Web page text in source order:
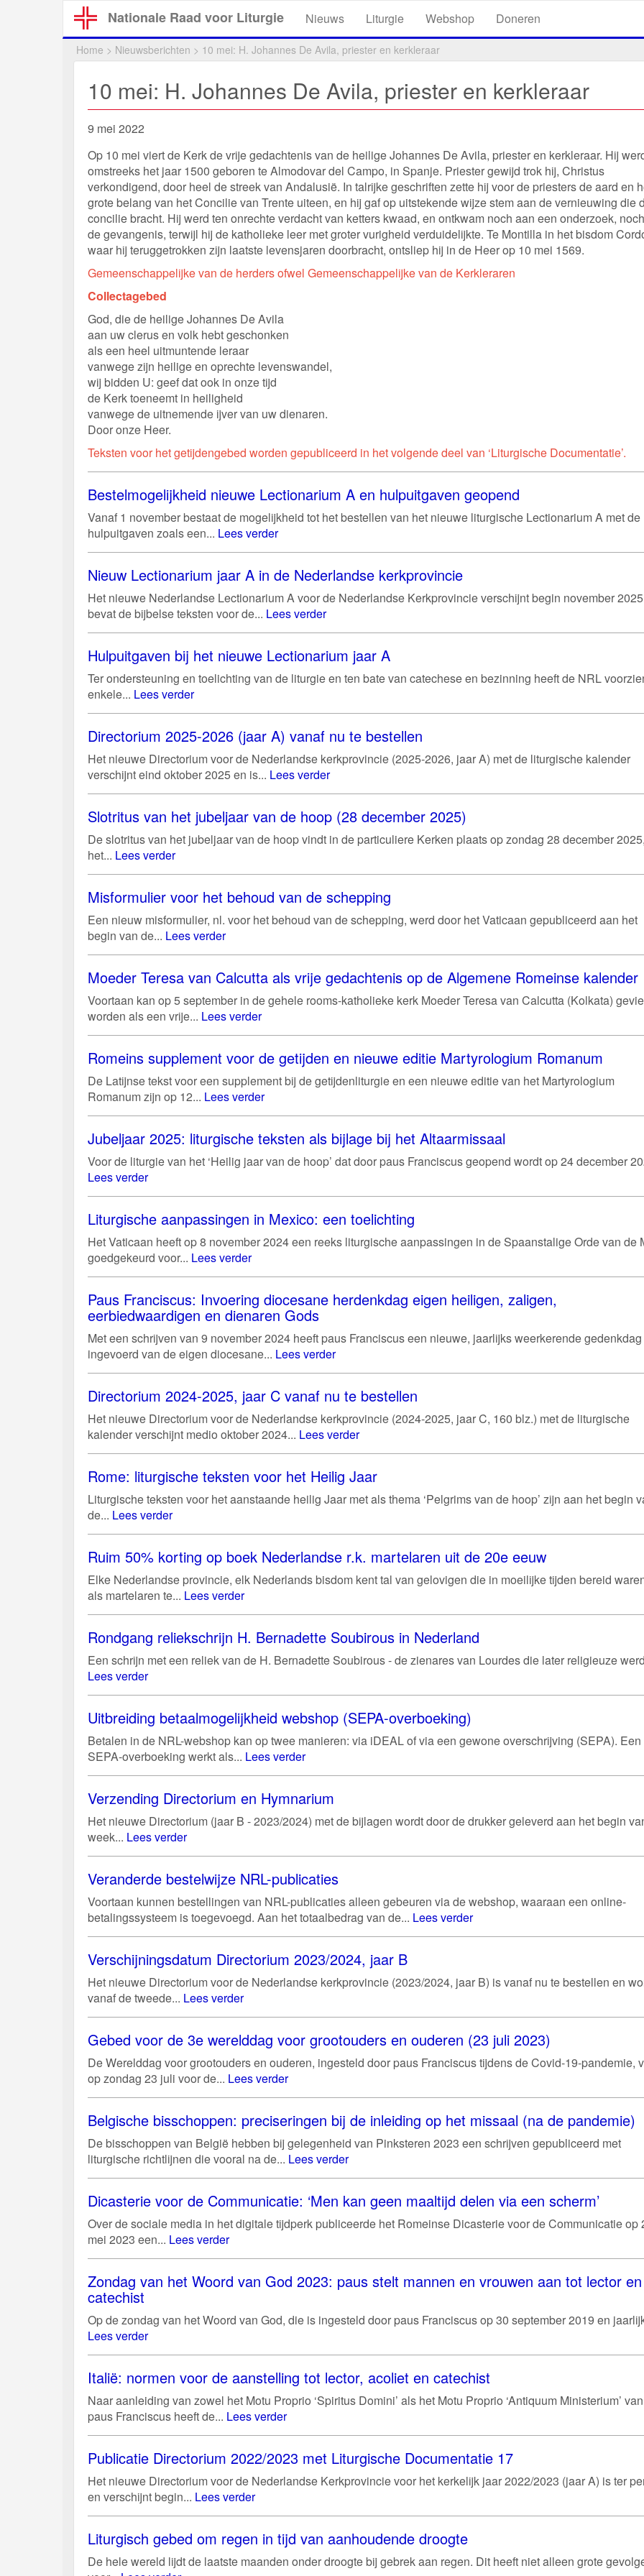
Nationale Raad voor Liturgie Nieuws Liturgie Webshop Doneren
Home > Nieuwsberichten > 10 mei: H. Johannes De Avila, priester en kerkleraar
10 mei: H. Johannes De Avila, priester en kerkleraar
9 mei 2022
Op 10 mei viert de Kerk de vrije gedachtenis van de heilige Johannes De Avila, priester en kerkleraar. Hij
omstreeks het jaar 1500 geboren te Almodovar del Campo, in Spanje. Priester gewijd trok hij, Christus
verkondigend, door heel de streek van Andalusië. In talrijke geschriften zette hij voor de priesters de aard en
grote belang van het Concilie van Trente uiteen, en hij gaf op uitstekende wijze stem aan de vernieuwing die
concilie bracht. Hij werd ten onrechte verdacht van ketters kwaad, en ontkwam noch aan een onderzoek,
de gevangenis, terwijl hij de katholieke leer met groter vurigheid verduidelijkte. Te Montilla in het bisdom
waar hij teruggetrokken zijn laatste levensjaren doorbracht, ontsliep hij in de Heer op 10 mei 1569.
Gemeenschappelijke van de herders ofwel Gemeenschappelijke van de Kerkleraren
Collectagebed
God, die de heilige Johannes De Avila
aan uw clerus en volk hebt geschonken
als een heel uitmuntende leraar
vanwege zijn heilige en oprechte levenswandel,
wij bidden U: geef dat ook in onze tijd
de Kerk toeneemt in heiligheid
vanwege de uitnemende ijver van uw dienaren.
Door onze Heer.
Teksten voor het getijdengebed worden gepubliceerd in het volgende deel van ‘Liturgische Documentatie’.
Bestelmogelijkheid nieuwe Lectionarium A en hulpuitgaven geopend
Vanaf 1 november bestaat de mogelijkheid tot het bestellen van het nieuwe liturgische Lectionarium A met de
hulpuitgaven zoals een... Lees verder
Nieuw Lectionarium jaar A in de Nederlandse kerkprovincie
Het nieuwe Nederlandse Lectionarium A voor de Nederlandse Kerkprovincie verschijnt begin november
bevat de bijbelse teksten voor de... Lees verder
Hulpuitgaven bij het nieuwe Lectionarium jaar A
Ter ondersteuning en toelichting van de liturgie en ten bate van catechese en bezinning heeft de NRL
enkele... Lees verder
Directorium 2025-2026 (jaar A) vanaf nu te bestellen
Het nieuwe Directorium voor de Nederlandse kerkprovincie (2025-2026, jaar A) met de liturgische kalender
verschijnt eind oktober 2025 en is... Lees verder
Slotritus van het jubeljaar van de hoop (28 december 2025)
De slotritus van het jubeljaar van de hoop vindt in de particuliere Kerken plaats op zondag 28 december 2025,
het... Lees verder
Misformulier voor het behoud van de schepping
Een nieuw misformulier, nl. voor het behoud van de schepping, werd door het Vaticaan gepubliceerd aan het
begin van de... Lees verder
Moeder Teresa van Calcutta als vrije gedachtenis op de Algemene Romeinse kalender
Voortaan kan op 5 september in de gehele rooms-katholieke kerk Moeder Teresa van Calcutta (Kolkata)
worden als een vrije... Lees verder
Romeins supplement voor de getijden en nieuwe editie Martyrologium Romanum
De Latijnse tekst voor een supplement bij de getijdenliturgie en een nieuwe editie van het Martyrologium
Romanum zijn op 12... Lees verder
Jubeljaar 2025: liturgische teksten als bijlage bij het Altaarmissaal
Voor de liturgie van het ‘Heilig jaar van de hoop’ dat door paus Franciscus geopend wordt op 24 december
Lees verder
Liturgische aanpassingen in Mexico: een toelichting
Het Vaticaan heeft op 8 november 2024 een reeks liturgische aanpassingen in de Spaanstalige Orde van de
goedgekeurd voor... Lees verder
Paus Franciscus: Invoering diocesane herdenkdag eigen heiligen, zaligen,
eerbiedwaardigen en dienaren Gods
Met een schrijven van 9 november 2024 heeft paus Franciscus een nieuwe, jaarlijks weerkerende gedenkdag
ingevoerd van de eigen diocesane... Lees verder
Directorium 2024-2025, jaar C vanaf nu te bestellen
Het nieuwe Directorium voor de Nederlandse kerkprovincie (2024-2025, jaar C, 160 blz.) met de liturgische
kalender verschijnt medio oktober 2024... Lees verder
Rome: liturgische teksten voor het Heilig Jaar
Liturgische teksten voor het aanstaande heilig Jaar met als thema ‘Pelgrims van de hoop’ zijn aan het begin
de... Lees verder
Ruim 50% korting op boek Nederlandse r.k. martelaren uit de 20e eeuw
Elke Nederlandse provincie, elk Nederlands bisdom kent tal van gelovigen die in moeilijke tijden bereid
als martelaren te... Lees verder
Rondgang reliekschrijn H. Bernadette Soubirous in Nederland
Een schrijn met een reliek van de H. Bernadette Soubirous - de zienares van Lourdes die later religieuze
Lees verder
Uitbreiding betaalmogelijkheid webshop (SEPA-overboeking)
Betalen in de NRL-webshop kan op twee manieren: via iDEAL of via een gewone overschrijving (SEPA). Een
SEPA-overboeking werkt als... Lees verder
Verzending Directorium en Hymnarium
Het nieuwe Directorium (jaar B - 2023/2024) met de bijlagen wordt door de drukker geleverd aan het begin
week... Lees verder
Veranderde bestelwijze NRL-publicaties
Voortaan kunnen bestellingen van NRL-publicaties alleen gebeuren via de webshop, waaraan een online-
betalingssysteem is toegevoegd. Aan het totaalbedrag van de... Lees verder
Verschijningsdatum Directorium 2023/2024, jaar B
Het nieuwe Directorium voor de Nederlandse kerkprovincie (2023/2024, jaar B) is vanaf nu te bestellen en
vanaf de tweede... Lees verder
Gebed voor de 3e werelddag voor grootouders en ouderen (23 juli 2023)
De Werelddag voor grootouders en ouderen, ingesteld door paus Franciscus tijdens de Covid-19-pandemie,
op zondag 23 juli voor de... Lees verder
Belgische bisschoppen: preciseringen bij de inleiding op het missaal (na de pandemie)
De bisschoppen van België hebben bij gelegenheid van Pinksteren 2023 een schrijven gepubliceerd met
liturgische richtlijnen die vooral na de... Lees verder
Dicasterie voor de Communicatie: ‘Men kan geen maaltijd delen via een scherm’
Over de sociale media in het digitale tijdperk publiceerde het Romeinse Dicasterie voor de Communicatie op
mei 2023 een... Lees verder
Zondag van het Woord van God 2023: paus stelt mannen en vrouwen aan tot lector en
catechist
Op de zondag van het Woord van God, die is ingesteld door paus Franciscus op 30 september 2019 en
Lees verder
Italië: normen voor de aanstelling tot lector, acoliet en catechist
Naar aanleiding van zowel het Motu Proprio ‘Spiritus Domini’ als het Motu Proprio ‘Antiquum Ministerium’ van
paus Franciscus heeft de... Lees verder
Publicatie Directorium 2022/2023 met Liturgische Documentatie 17
Het nieuwe Directorium voor de Nederlandse Kerkprovincie voor het kerkelijk jaar 2022/2023 (jaar A) is ter
en verschijnt begin... Lees verder
Liturgisch gebed om regen in tijd van aanhoudende droogte
De hele wereld lijdt de laatste maanden onder droogte bij gebrek aan regen. Dit heeft niet alleen grote